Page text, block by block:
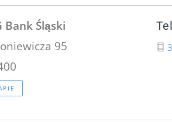
Bank Śląski
95